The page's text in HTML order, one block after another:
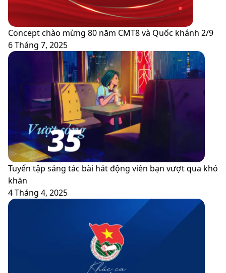
ngày
giải
phóng
miền
nam
nước
30-
4
One
Drive
khi
đăng
ký
giá
rẻ
Concept chào mừng 80 năm CMT8 và Quốc khánh 2/9
6 Tháng 7, 2025
Tuyển tập sáng tác bài hát động viên bạn vượt qua khó
khăn
4 Tháng 4, 2025